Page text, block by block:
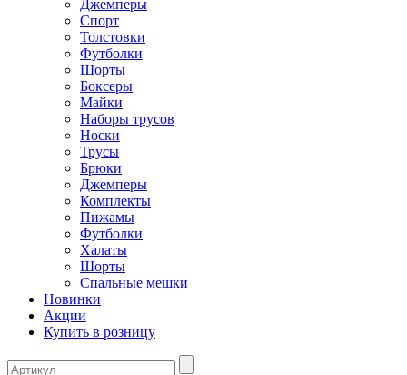
Джемперы
Спорт
Толстовки
Футболки
Шорты
Боксеры
Майки
Наборы трусов
Носки
Трусы
Брюки
Джемперы
Комплекты
Пижамы
Футболки
Халаты
Шорты
Спальные мешки
Новинки
Акции
Купить в розницу